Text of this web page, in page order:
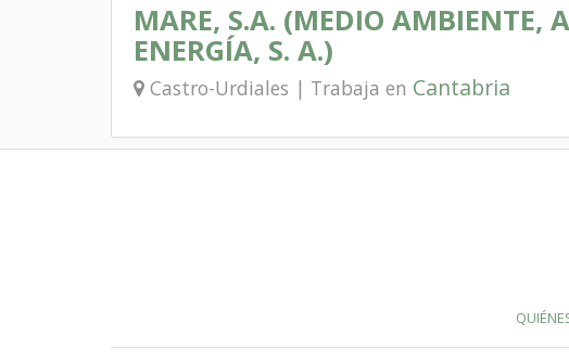
MARE, S.A. (MEDIO AMBIENTE,
ENERGÍA, S. A.)
Castro-Urdiales | Trabaja en Cantabria